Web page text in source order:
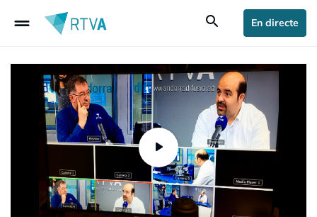
drag_handle search En directe